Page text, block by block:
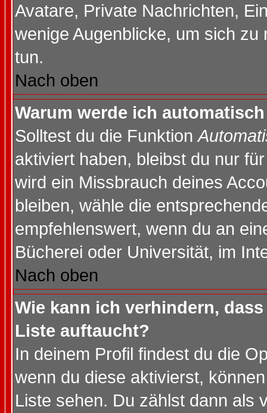
Avatare, Private Nachrichten,
wenige Augenblicke, um sich
tun.
Nach oben
Warum werde ich
Solltest du die Funktion
aktiviert haben, bleibst du nur
wird ein Missbrauch deines
bleiben, wähle die
empfehlenswert, wenn du an
Bücherei oder Universität, im
Nach oben
Wie kann ich verhindern,
Liste auftaucht?
In deinem Profil findest du die
wenn du diese aktivierst,
Liste sehen. Du zählst dann als